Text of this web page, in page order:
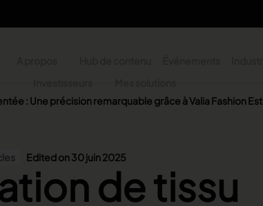
Search
: Une précision remarquable grâce à Valia Fashion
Edited on 30 juin 2025
de tissu